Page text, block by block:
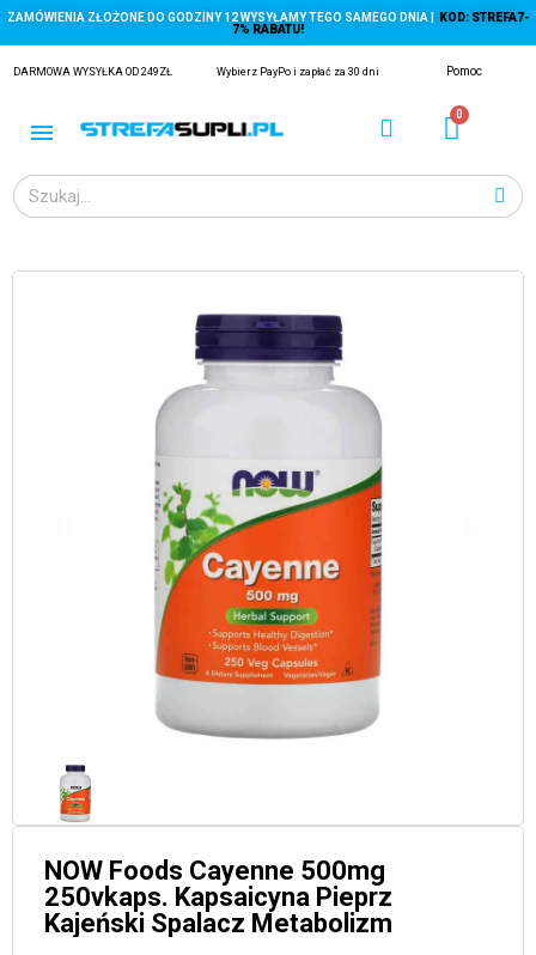
ZAMÓWIENIA ZŁOŻONE DO GODZINY 12 WYSYŁAMY TEGO SAMEGO DNIA |
KOD: STREFA7-
7% RABATU!
DARMOWA WYSYŁKA OD 249ZŁ Wybierz PayPo i zapłać za 30 dni Pomoc
NOW Foods Cayenne 500mg
250vkaps. Kapsaicyna Pieprz
Kajeński Spalacz Metabolizm